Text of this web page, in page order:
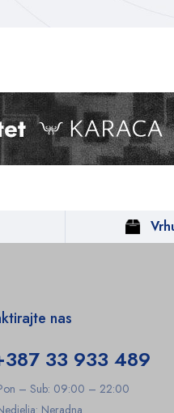
nas
33 933 489
– Sub: 09:00 – 22:00